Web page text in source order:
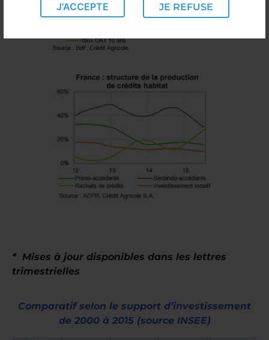
J'ACCEPTE JE REFUSE
* Mises à jour disponibles dans les lettres
trimestrielles
Comparatif selon le support d’investissement
de 2000 à 2015 (source INSEE)